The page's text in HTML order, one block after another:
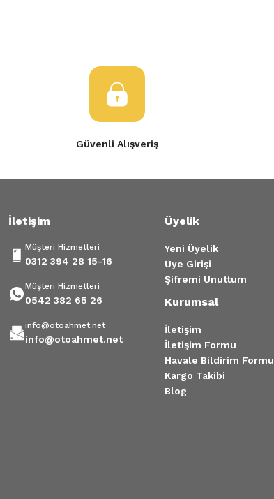
Ürün açıklamasında eksik bilgiler bulunuyor.
Ürün bilgilerinde hatalar bulunuyor.
Ürün fiyatı diğer sitelerden daha pahalı.
Güvenli Alışveriş
İletişim
Müşteri Hizmetleri
0312 394 28 15-16
Müşteri Hizmetleri
0542 382 65 26
info@otoahmet.net
info@otoahmet.net
Üyelik
Yeni Üyelik
Üye Girişi
Şifremi Unuttum
Kurumsal
İletişim
İletişim Formu
Havale Bildirim Formu
Kargo Takibi
Blog